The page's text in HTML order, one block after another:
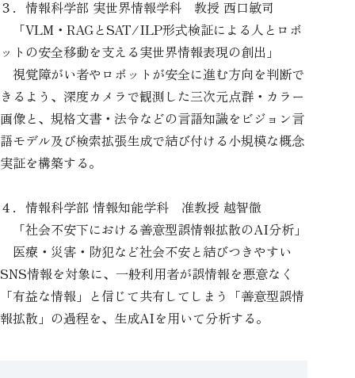
３．情報科学部 実世界情報学科 教授 西口敏司
「VLM・RAGとSAT/ILP形式検証による人とロボ
ットの安全移動を支える実世界情報表現の創出」
視覚障がい者やロボットが安全に進む方向を判断で
きるよう、深度カメラで観測した三次元点群・カラー
画像と、規格文書・法令などの言語知識をビジョン言
語モデル及び検索拡張生成で結び付ける小規模な概念
実証を構築する。
４．情報科学部 情報知能学科 准教授 越智徹
「社会不安下における善意型誤情報拡散のAI分析」
医療・災害・防犯など社会不安と結びつきやすい
SNS情報を対象に、一般利用者が誤情報を悪意なく
「有益な情報」と信じて共有してしまう「善意型誤情
報拡散」の過程を、生成AIを用いて分析する。